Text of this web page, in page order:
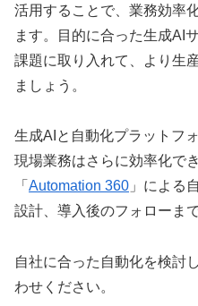
活用することで、業務効率
ます。目的に合った生成AI
課題に取り入れて、より生
ましょう。
生成AIと自動化プラットフ
現場業務はさらに効率化で
「 Automation 360 」による
設計、導入後のフォローま
自社に合った自動化を検討
わせください。